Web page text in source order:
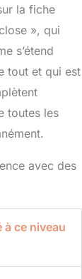
la fiche
», qui
s’étend
tout et qui est
toutes les
avec des
ce niveau